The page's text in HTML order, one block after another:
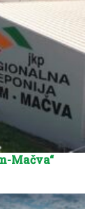
Mačva“